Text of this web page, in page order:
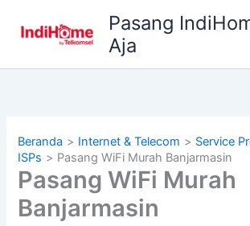
Pasang
Aja
Beranda Internet & Telecom
Service
ISPs
Pasang WiFi Murah Banjarmasin
Pasang WiFi Murah
Banjarmasin